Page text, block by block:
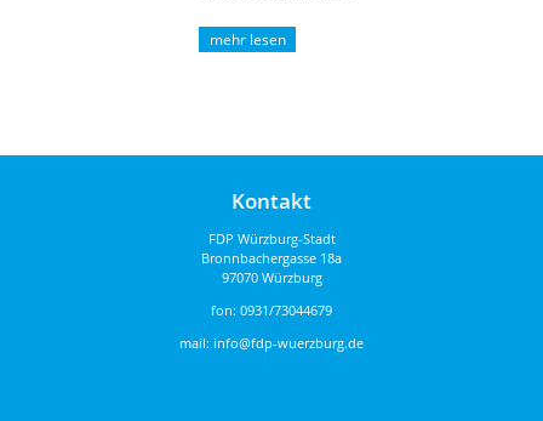
wurde für seine ...
Kontakt
FDP Würzburg-Stadt
Bronnbachergasse 18a
97070 Würzburg
fon: 0931/73044679
mail: info@fdp-wuerzburg.de